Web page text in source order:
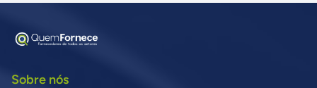
Sobre nós